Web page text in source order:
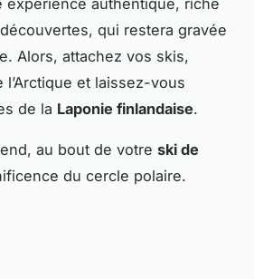
expérience authentique, riche
qui restera gravée
Alors, attachez vos skis,
l’Arctique et laissez-vous
de la Laponie finlandaise.
au bout de votre ski de
du cercle polaire.